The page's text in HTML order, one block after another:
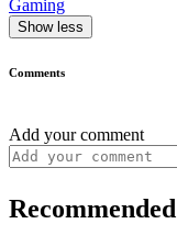
Gaming
Show less
Comments
Add your comment
Recommended